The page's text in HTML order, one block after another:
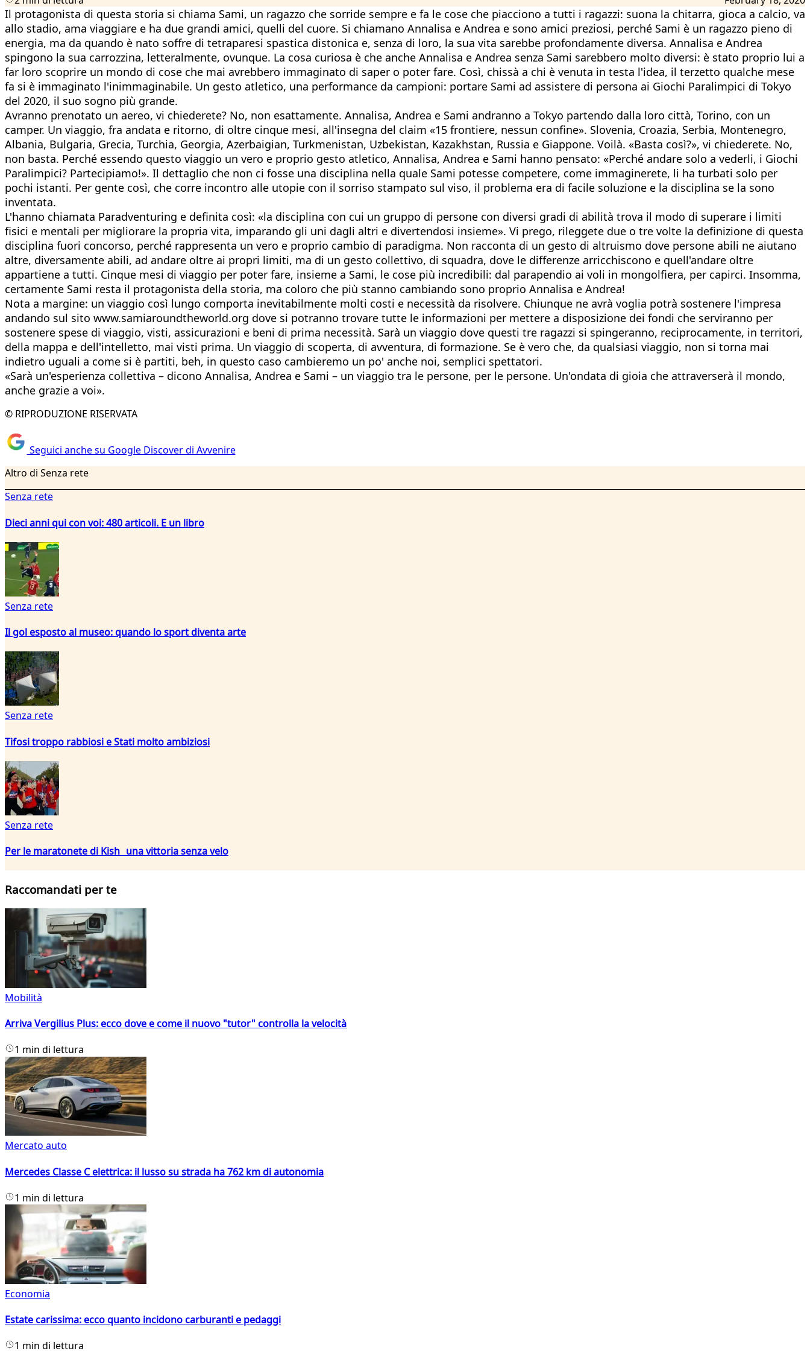
Il protagonista di questa storia si chiama Sami, un ragazzo che sorride sempre e fa le cose che piacciono a tutti i ragazzi: suona la chitarra, gioca a calcio, va
allo stadio, ama viaggiare e ha due grandi amici, quelli del cuore. Si chiamano Annalisa e Andrea e sono amici preziosi, perché Sami è un ragazzo pieno di
energia, ma da quando è nato soffre di tetraparesi spastica distonica e, senza di loro, la sua vita sarebbe profondamente diversa. Annalisa e Andrea
spingono la sua carrozzina, letteralmente, ovunque. La cosa curiosa è che anche Annalisa e Andrea senza Sami sarebbero molto diversi: è stato proprio lui a
far loro scoprire un mondo di cose che mai avrebbero immaginato di saper o poter fare. Così, chissà a chi è venuta in testa l'idea, il terzetto qualche mese
fa si è immaginato l'inimmaginabile. Un gesto atletico, una performance da campioni: portare Sami ad assistere di persona ai Giochi Paralimpici di Tokyo
del 2020, il suo sogno più grande.
Avranno prenotato un aereo, vi chiederete? No, non esattamente. Annalisa, Andrea e Sami andranno a Tokyo partendo dalla loro città, Torino, con un
camper. Un viaggio, fra andata e ritorno, di oltre cinque mesi, all'insegna del claim «15 frontiere, nessun confine». Slovenia, Croazia, Serbia, Montenegro,
Albania, Bulgaria, Grecia, Turchia, Georgia, Azerbaigian, Turkmenistan, Uzbekistan, Kazakhstan, Russia e Giappone. Voilà. «Basta così?», vi chiederete. No,
non basta. Perché essendo questo viaggio un vero e proprio gesto atletico, Annalisa, Andrea e Sami hanno pensato: «Perché andare solo a vederli, i Giochi
Paralimpici? Partecipiamo!». Il dettaglio che non ci fosse una disciplina nella quale Sami potesse competere, come immaginerete, li ha turbati solo per
pochi istanti. Per gente così, che corre incontro alle utopie con il sorriso stampato sul viso, il problema era di facile soluzione e la disciplina se la sono
inventata.
L'hanno chiamata Paradventuring e definita così: «la disciplina con cui un gruppo di persone con diversi gradi di abilità trova il modo di superare i limiti
fisici e mentali per migliorare la propria vita, imparando gli uni dagli altri e divertendosi insieme». Vi prego, rileggete due o tre volte la definizione di questa
disciplina fuori concorso, perché rappresenta un vero e proprio cambio di paradigma. Non racconta di un gesto di altruismo dove persone abili ne aiutano
altre, diversamente abili, ad andare oltre ai propri limiti, ma di un gesto collettivo, di squadra, dove le differenze arricchiscono e quell'andare oltre
appartiene a tutti. Cinque mesi di viaggio per poter fare, insieme a Sami, le cose più incredibili: dal parapendio ai voli in mongolfiera, per capirci. Insomma,
certamente Sami resta il protagonista della storia, ma coloro che più stanno cambiando sono proprio Annalisa e Andrea!
Nota a margine: un viaggio così lungo comporta inevitabilmente molti costi e necessità da risolvere. Chiunque ne avrà voglia potrà sostenere l'impresa
andando sul sito www.samiaroundtheworld.org dove si potranno trovare tutte le informazioni per mettere a disposizione dei fondi che serviranno per
sostenere spese di viaggio, visti, assicurazioni e beni di prima necessità. Sarà un viaggio dove questi tre ragazzi si spingeranno, reciprocamente, in territori,
della mappa e dell'intelletto, mai visti prima. Un viaggio di scoperta, di avventura, di formazione. Se è vero che, da qualsiasi viaggio, non si torna mai
indietro uguali a come si è partiti, beh, in questo caso cambieremo un po' anche noi, semplici spettatori.
«Sarà un'esperienza collettiva – dicono Annalisa, Andrea e Sami – un viaggio tra le persone, per le persone. Un'ondata di gioia che attraverserà il mondo,
anche grazie a voi».
© RIPRODUZIONE RISERVATA
Seguici anche su Google Discover di Avvenire
Altro di Senza rete
Senza rete
Dieci anni qui con voi: 480 articoli. E un libro
Senza rete
Il gol esposto al museo: quando lo sport diventa arte
Senza rete
Tifosi troppo rabbiosi e Stati molto ambiziosi
Senza rete
Per le maratonete di Kish una vittoria senza velo
Raccomandati per te
Mobilità
Arriva Vergilius Plus: ecco dove e come il nuovo "tutor" controlla la velocità
1 min di lettura
Mercato auto
Mercedes Classe C elettrica: il lusso su strada ha 762 km di autonomia
1 min di lettura
Economia
Estate carissima: ecco quanto incidono carburanti e pedaggi
1 min di lettura